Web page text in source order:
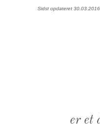
Sidst opdateret 30.03.2016
er et